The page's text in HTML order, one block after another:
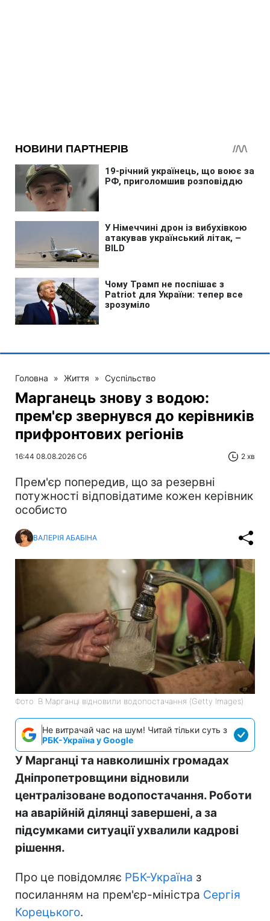
Головна » Життя » Суспільство
Марганець знову з водою:
прем'єр звернувся до керівників
прифронтових регіонів
16:44 08.08.2026 Сб 2 хв
Прем'єр попередив, що за резервні
потужності відповідатиме кожен керівник
особисто
ВАЛЕРІЯ АБАБІНА
Фото: В Марганці відновили водопостачання (Getty Images)
Не витрачай час на шум! Читай тільки суть з
РБК-Україна у Google
У Марганці та навколишніх громадах
Дніпропетровщини відновили
централізоване водопостачання. Роботи
на аварійній ділянці завершені, а за
підсумками ситуації ухвалили кадрові
рішення.
Про це повідомляє РБК-Україна з
посиланням на прем'єр-міністра Сергія
Корецького.